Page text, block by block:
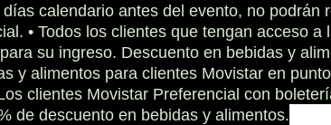
días calendario antes del evento, no podrán
• Todos los clientes que tengan acceso
su ingreso. Descuento en bebidas y
y alimentos para clientes Movistar en
clientes Movistar Preferencial con
de descuento en bebidas y alimentos.